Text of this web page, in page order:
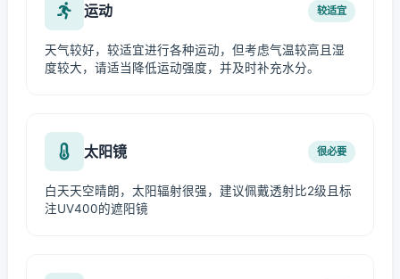
运动 较适宜
天气较好，较适宜进行各种运动，但考虑气温较高且湿
度较大，请适当降低运动强度，并及时补充水分。
太阳镜 很必要
白天天空晴朗，太阳辐射很强，建议佩戴透射比2级且标
注UV400的遮阳镜